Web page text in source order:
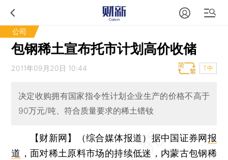
公司
包钢稀土宣布托市计划高价收储
2011年09月20日 10:44 T中
决定收购拥有国家指令性计划企业生产的价格不高于
90万元/吨、符合质量要求的稀土镨钕
【财新网】（综合媒体报道） 据中国证券网报
道 ，面对稀土原料市场的持续低迷，内蒙古包钢稀